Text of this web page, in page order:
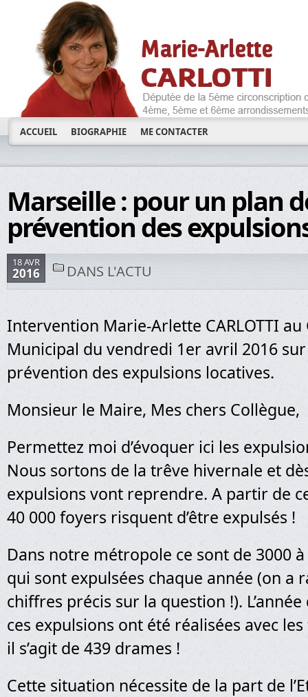
ACCUEIL BIOGRAPHIE ME CONTACTER
Marseille : pour un plan
prévention des
18 AVR
2016 DANS L'ACTU
Intervention Marie-Arlette CARLOTTI au
Municipal du vendredi 1er avril 2016
prévention des expulsions locatives.
Monsieur le Maire, Mes chers Collègue,
Permettez moi d’évoquer ici les
Nous sortons de la trêve hivernale et
expulsions vont reprendre. A partir de
40 000 foyers risquent d’être expulsés !
Dans notre métropole ce sont de 3000
qui sont expulsées chaque année (on a
chiffres précis sur la question !).
ces expulsions ont été réalisées avec
il s’agit de 439 drames !
Cette situation nécessite de la part de